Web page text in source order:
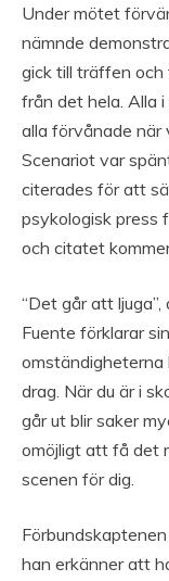
Under mötet
nämnde
gick till träffen
från det hela. Alla
alla förvånade när
Scenariot var
citerades för att
psykologisk press
och citatet
“Det går att
Fuente förklarar
omständigheterna
drag. När du är i
går ut blir saker
omöjligt att få det
scenen för dig.
han erkänner att